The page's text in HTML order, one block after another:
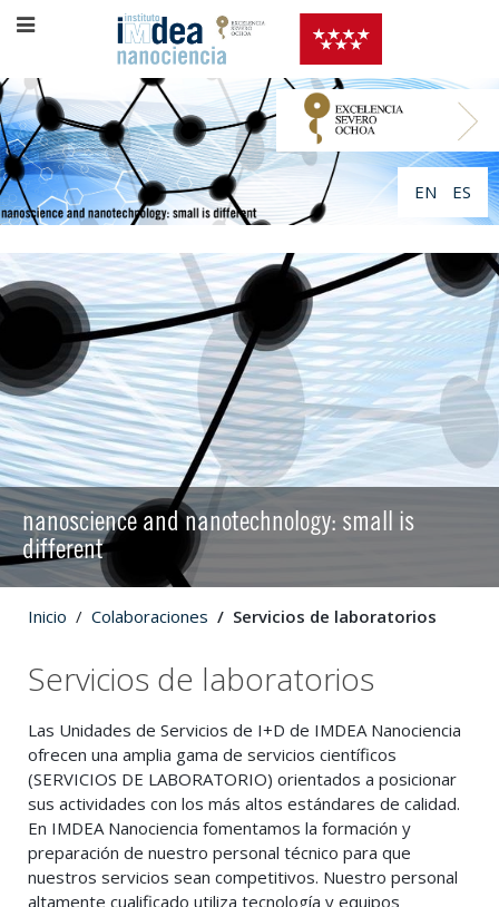
EN ES
nanoscience and nanotechnology: small is
different
Inicio Colaboraciones Servicios de laboratorios
Servicios de laboratorios
Las Unidades de Servicios de I+D de IMDEA Nanociencia
ofrecen una amplia gama de servicios científicos
(SERVICIOS DE LABORATORIO) orientados a posicionar
sus actividades con los más altos estándares de calidad.
En IMDEA Nanociencia fomentamos la formación y
preparación de nuestro personal técnico para que
nuestros servicios sean competitivos. Nuestro personal
altamente cualificado utiliza tecnología y equipos